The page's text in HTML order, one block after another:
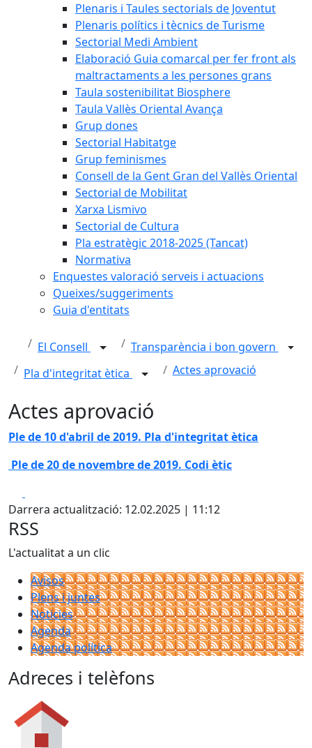
Plenaris i Taules sectorials de Joventut
Plenaris polítics i tècnics de Turisme
Sectorial Medi Ambient
Elaboració Guia comarcal per fer front als
maltractaments a les persones grans
Taula sostenibilitat Biosphere
Taula Vallès Oriental Avança
Grup dones
Sectorial Habitatge
Grup feminismes
Consell de la Gent Gran del Vallès Oriental
Sectorial de Mobilitat
Xarxa Lismivo
Sectorial de Cultura
Pla estratègic 2018-2025 (Tancat)
Normativa
Enquestes valoració serveis i actuacions
Queixes/suggeriments
Guia d'entitats
El Consell
Transparència i bon govern
Pla d'integritat ètica
Actes aprovació
Actes aprovació
Ple de 10 d'abril de 2019. Pla d'integritat ètica
Ple de 20 de novembre de 2019. Codi ètic
Darrera actualització: 12.02.2025 | 11:12
RSS
L'actualitat a un clic
Avisos
Plens i juntes
Noticies
Agenda
Agenda política
Adreces i telèfons